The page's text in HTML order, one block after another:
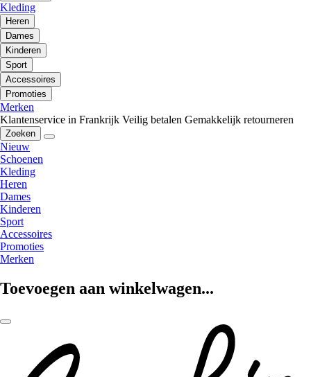
Kleding
Heren
Dames
Kinderen
Sport
Accessoires
Promoties
Merken
Klantenservice in Frankrijk Veilig betalen Gemakkelijk retourneren
Zoeken
Nieuw
Schoenen
Kleding
Heren
Dames
Kinderen
Sport
Accessoires
Promoties
Merken
Toevoegen aan winkelwagen...